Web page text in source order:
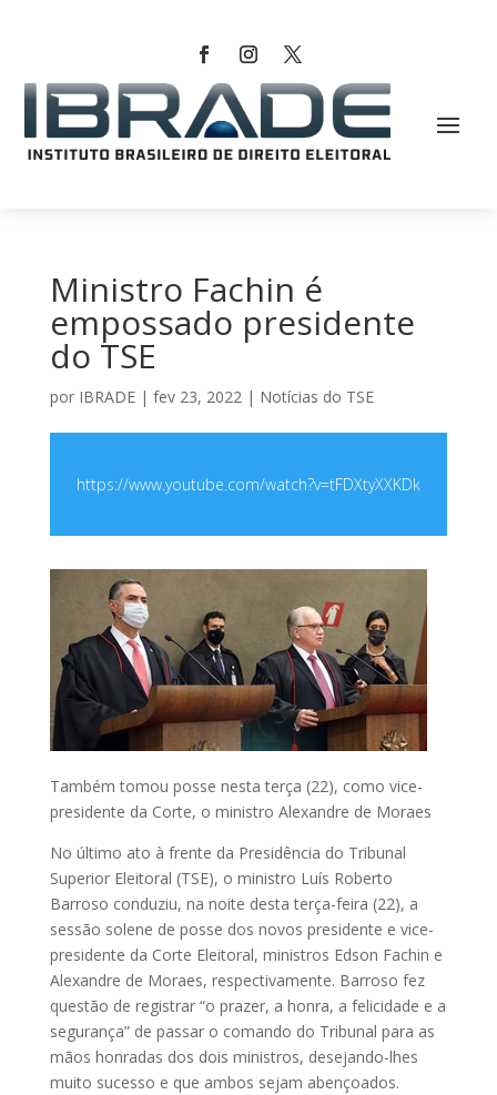
Ministro Fachin é
empossado presidente
do TSE
por IBRADE| fev 23, 2022| Notícias do TSE
https://www.youtube.com/watch?v=tFDXtyXXKDk
Também tomou posse nesta terça (22), como vice-
presidente da Corte, o ministro Alexandre de Moraes
No último ato à frente da Presidência do Tribunal
Superior Eleitoral (TSE), o ministro Luís Roberto
Barroso conduziu, na noite desta terça-feira (22), a
sessão solene de posse dos novos presidente e vice-
presidente da Corte Eleitoral, ministros Edson Fachin e
Alexandre de Moraes, respectivamente. Barroso fez
questão de registrar “o prazer, a honra, a felicidade e a
segurança” de passar o comando do Tribunal para as
mãos honradas dos dois ministros, desejando-lhes
muito sucesso e que ambos sejam abençoados.